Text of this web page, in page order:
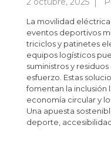
La movilidad
eventos deportivos
triciclos y patinetes
equipos logísticos
suministros y
esfuerzo. Estas
fomentan la inclusión
economía circular y
Una apuesta
deporte,